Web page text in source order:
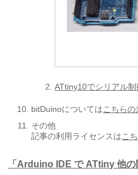
ATtiny10でシリアル
bitDuinoについてはこちら
その他
記事の利用ライセンスはこ
「Arduino IDE で ATtiny 他